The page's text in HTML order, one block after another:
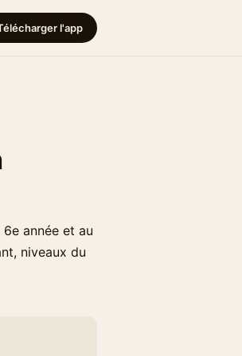
l'app
année et au
niveaux du